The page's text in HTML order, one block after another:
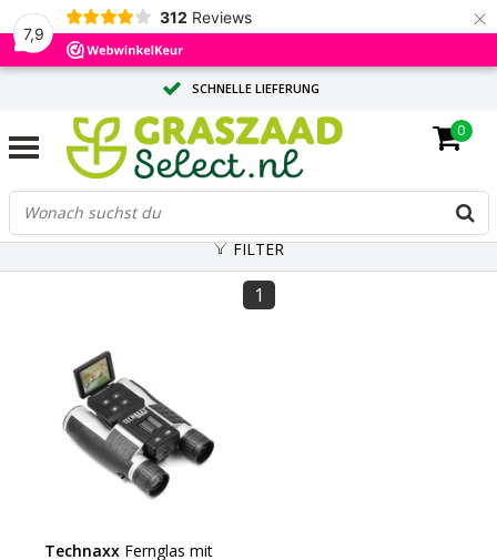
7,9
312 Reviews ×
SCHNELLE LIEFERUNG
MASSGESCHNEIDERTE BERATUNG DURCH UNSERE EXPERTEN
GROSSE MENGE? ANGEBOT ANFORDERN
0
FILTER
1
Technaxx Fernglas mit